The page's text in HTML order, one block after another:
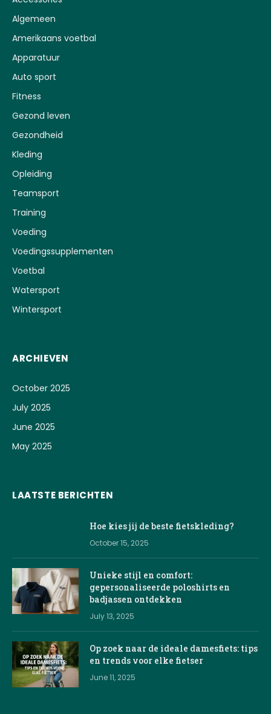
Algemeen
Amerikaans voetbal
Apparatuur
Auto sport
Fitness
Gezond leven
Gezondheid
Kleding
Opleiding
Teamsport
Training
Voeding
Voedingssupplementen
Voetbal
Watersport
Wintersport
ARCHIEVEN
October 2025
July 2025
June 2025
May 2025
LAATSTE BERICHTEN
Hoe kies jij de beste fietskleding?
October 15, 2025
Unieke stijl en comfort:
gepersonaliseerde poloshirts en
badjassen ontdekken
July 13, 2025
Op zoek naar de ideale damesfiets: tips
en trends voor elke fietser
June 11, 2025